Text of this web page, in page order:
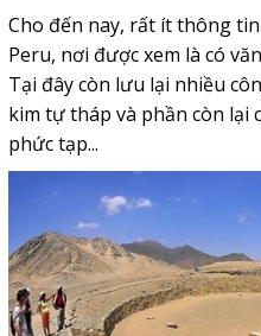
Cho đến nay, rất ít thông
Peru, nơi được xem là có
Tại đây còn lưu lại nhiều
kim tự tháp và phần còn lại
phức tạp...